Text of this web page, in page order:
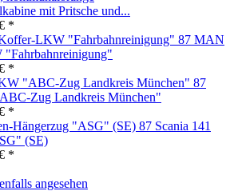
mit Pritsche und...
*
87 MAN
*
87
Zug Landkreis München"
*
87 Scania 141
(SE)
*
angesehen